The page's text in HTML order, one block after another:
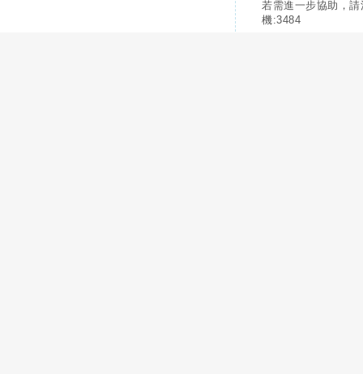
若需進一步協助，
機:3484